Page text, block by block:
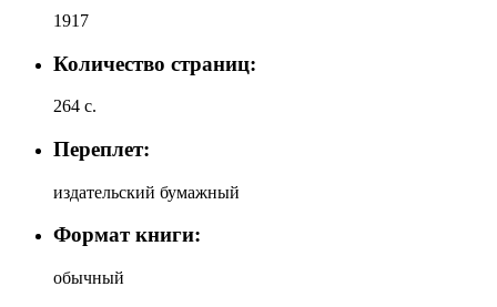
1917
Количество страниц:
264 с.
Переплет:
издательский бумажный
Формат книги:
обычный